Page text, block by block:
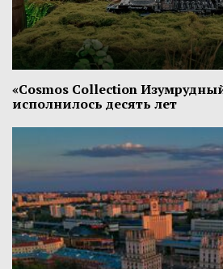
«Cosmos Collection
исполнилось десять лет